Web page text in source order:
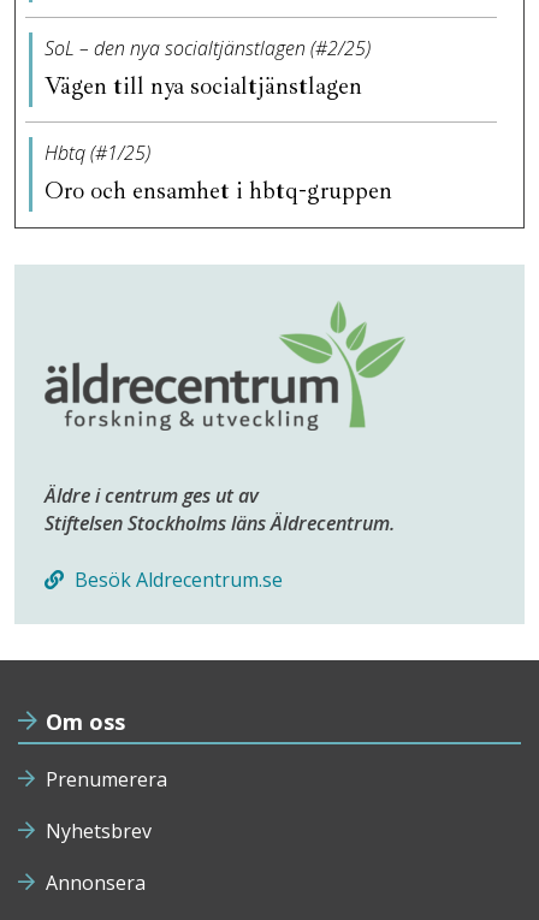
SoL – den nya socialtjänstlagen (#2/25)
Vägen till nya socialtjänstlagen
Hbtq (#1/25)
Oro och ensamhet i hbtq-gruppen
Äldre i centrum ges ut av
Stiftelsen Stockholms läns Äldrecentrum.
Besök Aldrecentrum.se
Om oss
Prenumerera
Nyhetsbrev
Annonsera